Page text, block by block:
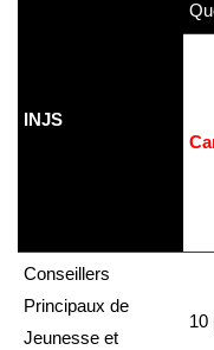
INJS
Conseillers
Principaux de
Jeunesse et
10